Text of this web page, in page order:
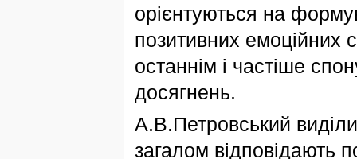
орієнтуються на
позитивних емоційних
останнім і частіше
досягнень.
А.В.Петровський
загалом відповідають